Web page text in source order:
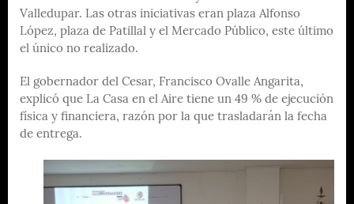
Valledupar. Las otras iniciativas eran plaza Alfonso
López, plaza de Patillal y el Mercado Público, este último
el único no realizado.
El gobernador del Cesar, Francisco Ovalle Angarita,
explicó que La Casa en el Aire tiene un 49 % de ejecución
física y financiera, razón por la que trasladarán la fecha
de entrega.